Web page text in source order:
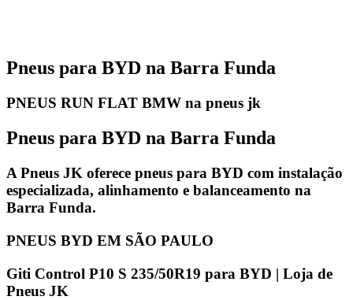
Pneus para BYD na Barra Funda
PNEUS RUN FLAT BMW na pneus jk
Pneus para BYD na Barra Funda
A Pneus JK oferece pneus para BYD com instalação
especializada, alinhamento e balanceamento na
Barra Funda.
PNEUS BYD EM SÃO PAULO
Giti Control P10 S 235/50R19 para BYD | Loja de
Pneus JK